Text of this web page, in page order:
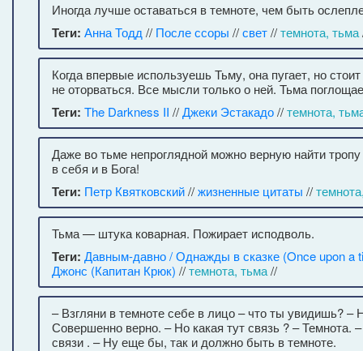
Иногда лучше оставаться в темноте, чем быть
Теги: Анна Тодд // После ссоры //свет//темнота, тьма
Когда впервые используешь Тьму, она пугает, но
не оторваться. Все мысли только о ней. Тьма
Теги: The Darkness II //Джеки Эстакадо//темнота,
Даже во тьме непроглядной можно верную найти
в себя и в Бога!
Теги: Петр Квятковский//жизненные цитаты //
Тьма — штука коварная. Пожирает исподволь.
Теги: Давным-давно / Однажды в сказке (Once upon a
Джонс (Капитан Крюк) //темнота, тьма//
– Взгляни в темноте себе в лицо – что ты увидишь? –
Совершенно верно. – Но какая тут связь ? – Темнота.
связи . – Ну еще бы, так и должно быть в темноте.